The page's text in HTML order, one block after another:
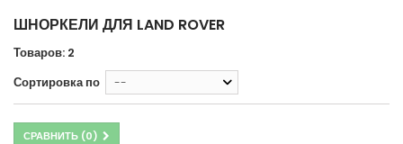
ШНОРКЕЛИ ДЛЯ LAND ROVER
Товаров: 2
Сортировка по
--
СРАВНИТЬ (0)